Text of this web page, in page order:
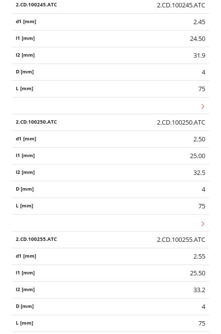
2.CD.100245.ATC
2.45
24.50
31.9
4
75
2.CD.100250.ATC
2.50
25.00
32.5
4
75
2.CD.100255.ATC
2.55
25.50
33.2
4
75